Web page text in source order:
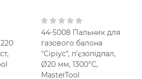
44-5008 Пальник для
газового балона
"Сіріус", п'єзопідпал,
Ø20 мм, 1300°С,
MasterTool